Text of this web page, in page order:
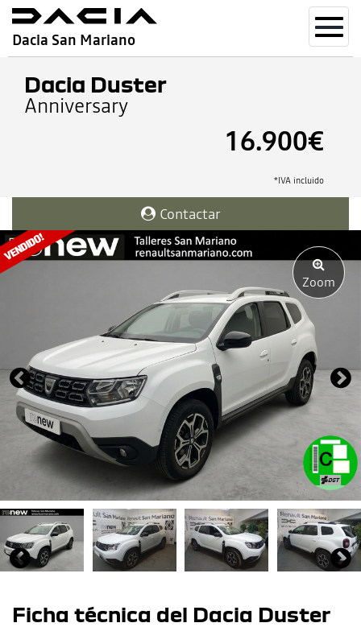
Dacia San Mariano
Dacia Duster
Anniversary
16.900€
*IVA incluido
Contactar
Zoom
Ficha técnica del Dacia Duster